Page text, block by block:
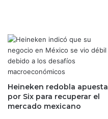
r
e
s
i
t
e
n
n
o
v
e
m
Heineken redobla apuesta
por Six para recuperar el
mercado mexicano